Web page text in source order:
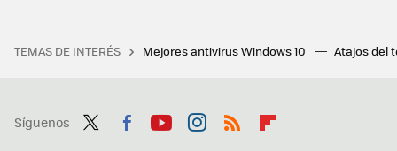
TEMAS DE INTERÉS Mejores antivirus Windows 10 Atajos del
Síguenos